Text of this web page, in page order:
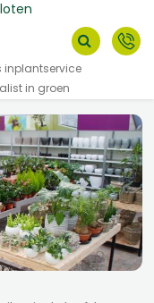
inplantservice
in groen